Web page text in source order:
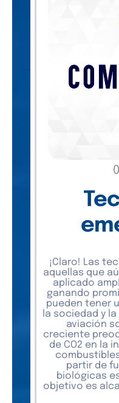
¡Claro! Las
aquellas que
aplicado
ganando
pueden tener
la sociedad y
aviación
creciente
de CO2 en la
partir de
biológicas
objetivo es